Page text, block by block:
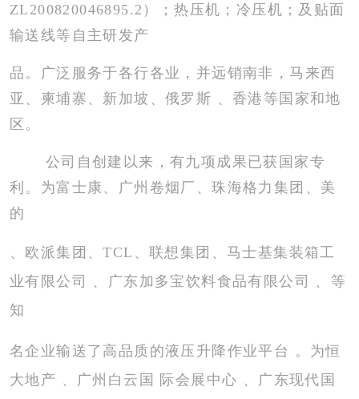
ZL200820046895.2）；热压机；冷压机；及贴面
输送线等自主研发产
品。广泛服务于各行各业，并远销南非，马来西
亚、柬埔寨、新加坡、俄罗斯 、香港等国家和地
区。
公司自创建以来，有九项成果已获国家专
利。为富士康、广州卷烟厂、珠海格力集团、美
的
、 欧派集团、TCL、联想集团、马士基集装箱工
业有限公司 、广东加多宝饮料食品有限公司 、等
知
名企业输送了高品质的液压升降作业平台 。为恒
大地产 、广州白云国 际会展中心 、广东现代国